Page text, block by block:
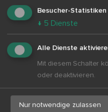
Kostenloses
Besucher-Statistiken
↓ 5 Dienste
Alle Dienste
Mit diesem Schalter
oder deaktivieren.
Nur notwendige zulassen